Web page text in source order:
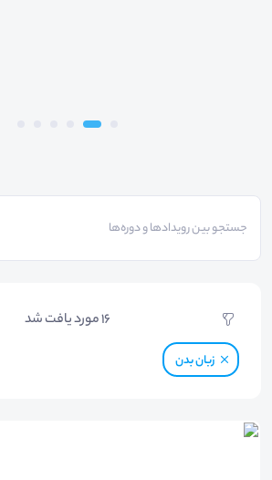
16مورد یافت شد
زبان بدن